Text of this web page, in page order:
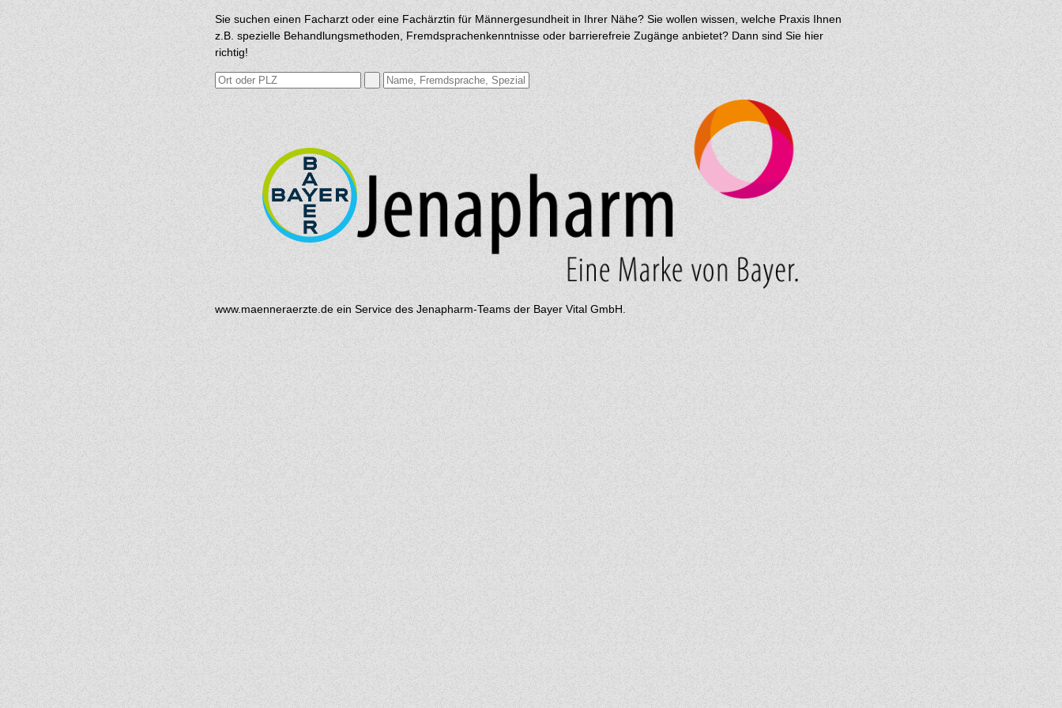
Sie suchen einen Facharzt oder eine Fachärztin für Männergesundheit in Ihrer Nähe? Sie wollen wissen, welche Praxis Ihnen
z.B. spezielle Behandlungsmethoden, Fremdsprachenkenntnisse oder barrierefreie Zugänge anbietet? Dann sind Sie hier
richtig!
www.maenneraerzte.de ein Service des Jenapharm-Teams der Bayer Vital GmbH.